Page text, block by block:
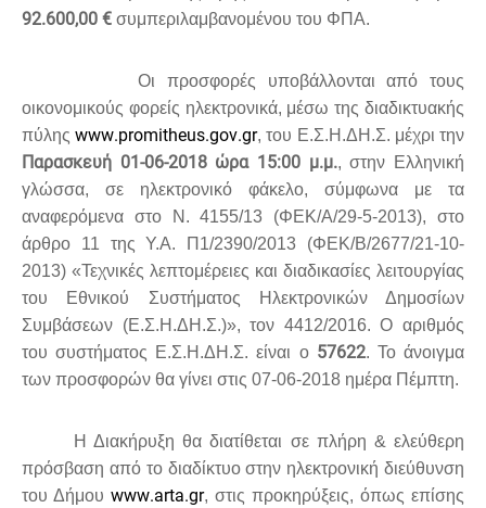
92.600,00 € συμπεριλαμβανομένου του ΦΠΑ.
Οι προσφορές υποβάλλονται από τους
οικονομικούς φορείς ηλεκτρονικά, μέσω της διαδικτυακής
πύληςwww.promitheus.gov.gr, του Ε.Σ.Η.ΔΗ.Σ. μέχρι την
Παρασκευή 01-06-2018 ώρα 15:00 μ.μ., στην Ελληνική
γλώσσα, σε ηλεκτρονικό φάκελο, σύμφωνα με τα
αναφερόμενα στο Ν. 4155/13 (ΦΕΚ/Α/29-5-2013), στο
άρθρο 11 της Υ.Α. Π1/2390/2013 (ΦΕΚ/Β/2677/21-10-
2013) «Τεχνικές λεπτομέρειες και διαδικασίες λειτουργίας
του Εθνικού Συστήματος Ηλεκτρονικών Δημοσίων
Συμβάσεων (Ε.Σ.Η.ΔΗ.Σ.)», τον 4412/2016. Ο αριθμός
του συστήματος Ε.Σ.Η.ΔΗ.Σ. είναι ο 57622. Το άνοιγμα
των προσφορών θα γίνει στις 07-06-2018 ημέρα Πέμπτη.
Η Διακήρυξη θα διατίθεται σε πλήρη & ελεύθερη
πρόσβαση από το διαδίκτυο στην ηλεκτρονική διεύθυνση
του Δήμου www.arta.gr, στις προκηρύξεις, όπως επίσης